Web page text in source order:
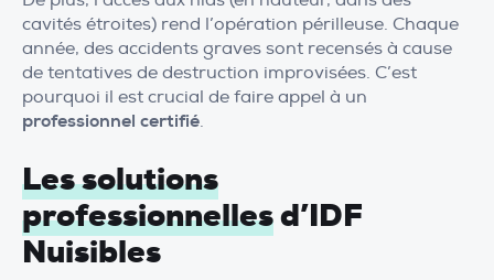
cavités étroites) rend l’opération périlleuse. Chaque
année, des accidents graves sont recensés à cause
de tentatives de destruction improvisées. C’est
pourquoi il est crucial de faire appel à un
professionnel certifié.
Les solutions
professionnellesd’IDF
Nuisibles